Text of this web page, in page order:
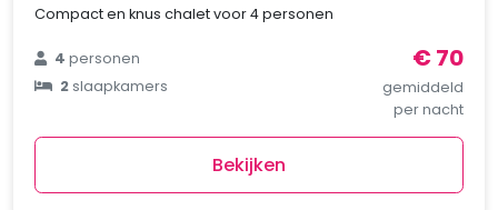
Compact en knus chalet voor 4 personen
4personen
2slaapkamers
€ 70
gemiddeld
per nacht
Bekijken